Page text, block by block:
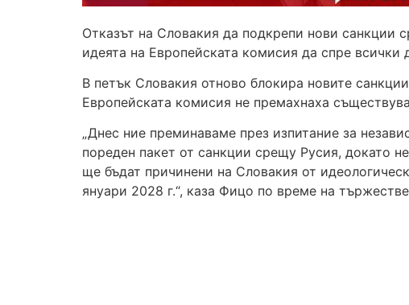
Отказът на Словакия да подкрепи нови санкции
идеята на Европейската комисия да спре
В петък Словакия отново блокира новите
Европейската комисия не премахнаха
„Днес ние преминаваме през изпитание за
пореден пакет от санкции срещу Русия, докато
ще бъдат причинени на Словакия от
януари 2028 г.“, каза Фицо по време на